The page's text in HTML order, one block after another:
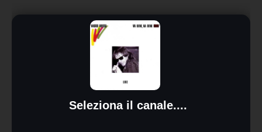
Seleziona il canale....